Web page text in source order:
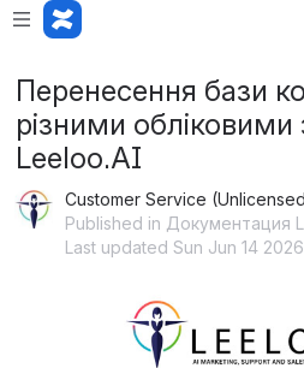
Перенесення бази
різними
Leeloo.AI
Customer Service
Published in Документация
Last updated Sun Jun 14 2026
Open